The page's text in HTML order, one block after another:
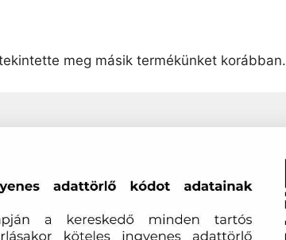
meg másik termékünket korábban.